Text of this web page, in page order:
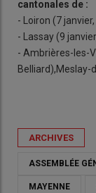
cantonales de :
- Loiron (7
- Lassay (9
- Ambrières-les-
Belliard),Meslay-
ARCHIVES
ASSEMBLÉE
MAYENNE